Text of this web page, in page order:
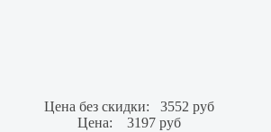
Цена без скидки:
3552 руб
Цена:
3197 руб